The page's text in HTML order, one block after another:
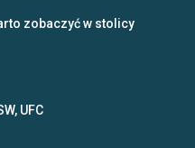
zobaczyć w stolicy
UFC